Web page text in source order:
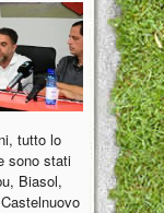
tutto lo
sono stati
Biasol,